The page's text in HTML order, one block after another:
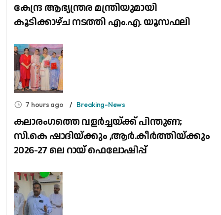
കേന്ദ്ര ആഭ്യന്ത്രര മന്ത്രിയുമായി
കൂടിക്കാഴ്ച നടത്തി എം.എ. യൂസഫലി
7 hours ago Breaking-News
കലാരംഗത്തെ വളർച്ചയ്ക്ക് പിന്തുണ;
സി.കെ ഷാദിയ്ക്കും ,ആർ.കീർത്തിയ്ക്കും
2026-27 ലെ റായ് ഫെലോഷിപ്പ്